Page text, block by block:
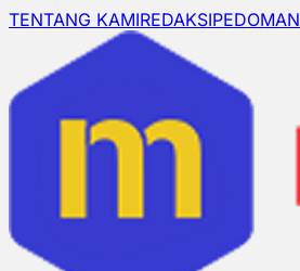
TENTANG KAMIREDAKSIPEDOMAN